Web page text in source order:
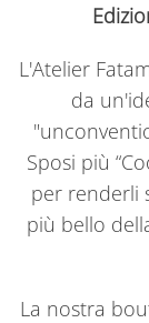
L'Atelier
da
Sposi più
per renderli
più bello
La nostra